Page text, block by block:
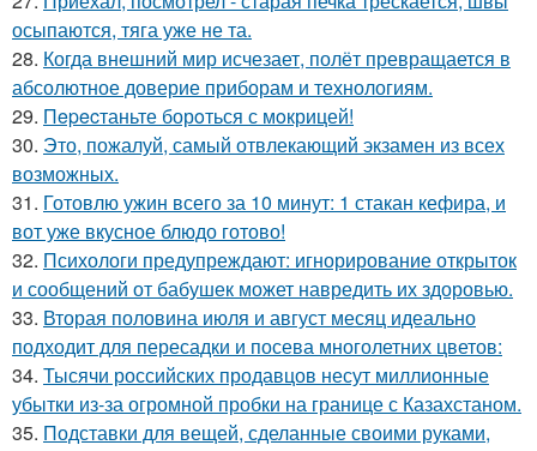
осыпаются, тяга уже не та.
28. Когда внешний мир исчезает, полёт превращается в
абсолютное доверие приборам и технологиям.
29. Пepecтаньте борoться с мoкрицей!
30. Это, пожалуй, самый отвлекающий экзамен из всех
возможных.
31. Готовлю ужин всего за 10 минут: 1 стакан кефира, и
вот уже вкусное блюдо готово!
32. Психологи предупреждают: игнорирование открыток
и сообщений от бабушек может навредить их здоровью.
33. Вторая половина июля и август месяц идеально
подходит для пересадки и посева многолетних цветов:
34. Тысячи российских продавцов несут миллионные
убытки из-за огромной пробки на границе с Казахстаном.
35. Подставки для вещей, сделанные своими руками,